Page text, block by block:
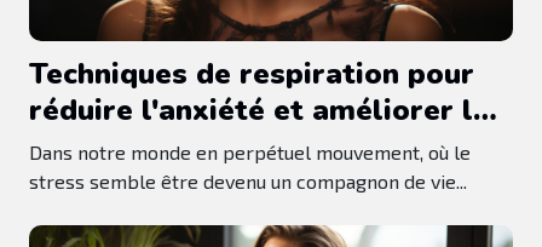
Techniques de respiration pour
réduire l'anxiété et améliorer le
bien-être
Dans notre monde en perpétuel mouvement, où le
stress semble être devenu un compagnon de vie...